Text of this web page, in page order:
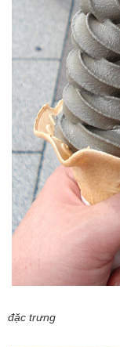
Kem vị mực
đặc trưng